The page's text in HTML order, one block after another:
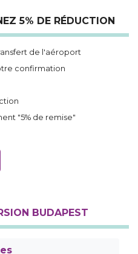
5% DE RÉDUCTION
de l'aéroport
confirmation
"5% de remise"
BUDAPEST